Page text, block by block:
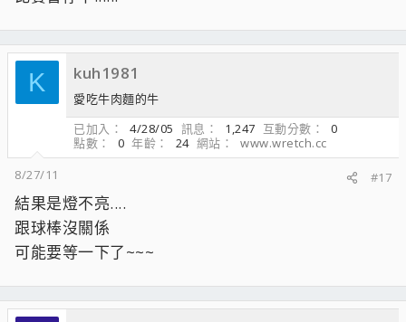
K kuh1981
愛吃牛肉麵的牛
已加入
4/28/05 訊息 1,247 互動分數
0
點數
0 年齡 24 網站
www.wretch.cc
8/27/11
#17
結果是燈不亮....
跟球棒沒關係
可能要等一下了~~~